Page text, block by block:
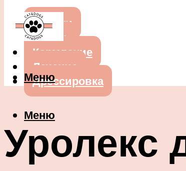
Собаки
Кошки
Кормление
Лечение
Дрессировка
Меню
Меню
Уролекс